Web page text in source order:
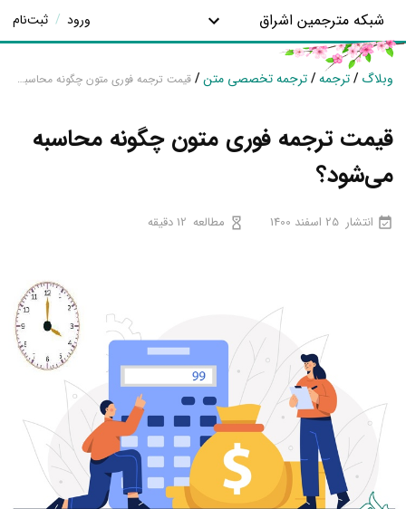
شبکه مترجمین اشراق ورود / ثبت‌نام
وبلاگ /ترجمه/ترجمه تخصصی متن/ قیمت ترجمه فوری متون چگونه محاسبه می‌شود؟
قیمت ترجمه فوری متون چگونه محاسبه
می‌شود؟
انتشار 25 اسفند 1400 مطالعه 12 دقیقه